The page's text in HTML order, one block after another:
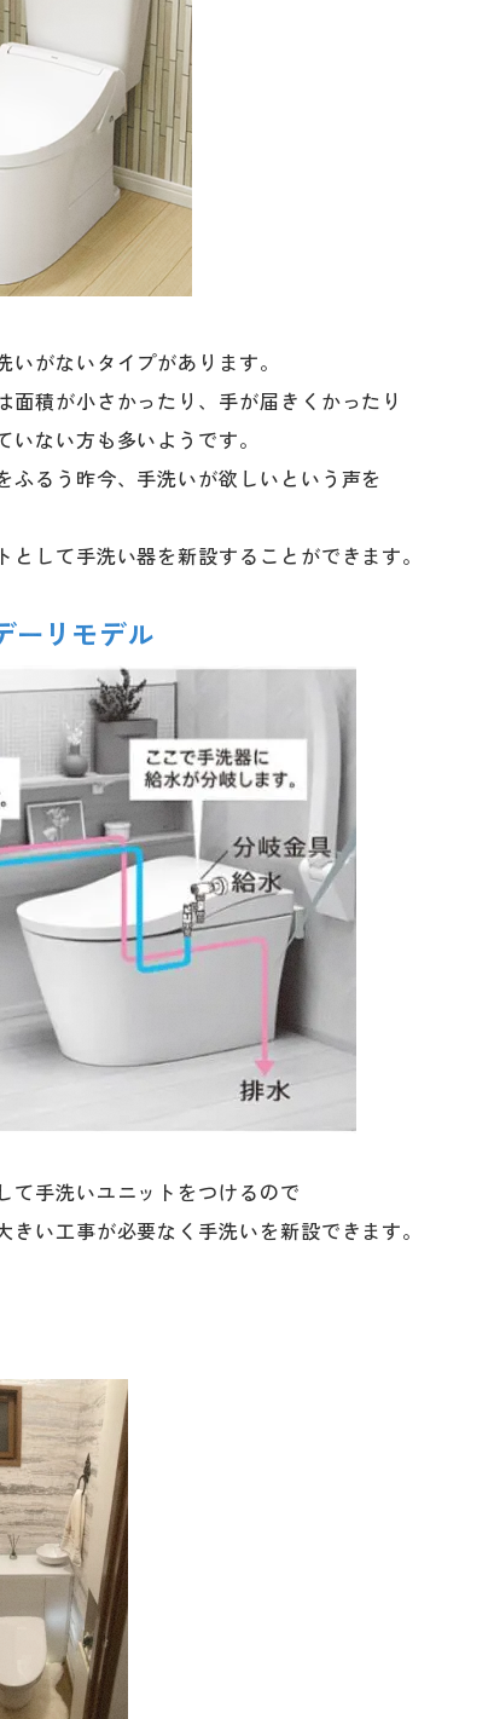
がないタイプがあります。
積が小さかったり、手が届きくかったり
ない方も多いようです。
るう昨今、手洗いが欲しいという声を
して手洗い器を新設することができます。
リモデル
て手洗いユニットをつけるので
い工事が必要なく手洗いを新設できます。